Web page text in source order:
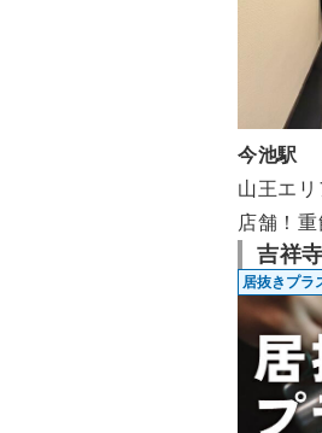
今池駅
山王エ
店舗！重
吉祥
居抜きプラ